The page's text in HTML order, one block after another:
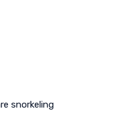
snorkeling